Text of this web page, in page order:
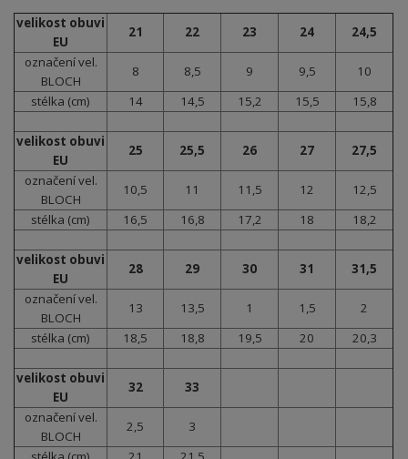
velikost obuvi
EU
21 22 23 24
24,5
označení vel.
BLOCH
8 8,5 9 9,5
10
stélka (cm)
14 14,5 15,2 15,5 15,8
velikost obuvi
EU
25 25,5 26 27
27,5
označení vel.
BLOCH
10,5 11 11,5 12
12,5
stélka (cm)
16,5 16,8 17,2 18 18,2
velikost obuvi
EU
28 29 30 31
31,5
označení vel.
BLOCH
13 13,5 1 1,5
2
stélka (cm)
18,5 18,8 19,5 20 20,3
velikost obuvi
EU
32
33
označení vel.
BLOCH
2,5
3